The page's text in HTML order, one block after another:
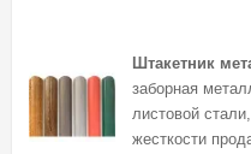
Штакетник
заборная
листовой
жесткости